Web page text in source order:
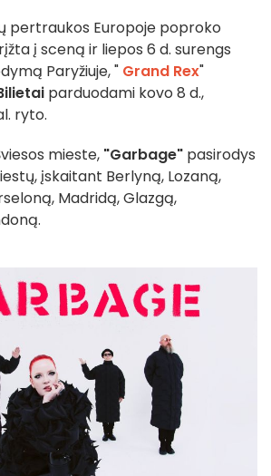
pertraukos Europoje poproko
į sceną ir liepos 6 d. surengs
Paryžiuje, " Grand Rex"
parduodami kovo 8 d.,
ryto.
mieste, "Garbage" pasirodys
įskaitant Berlyną, Lozaną,
Madridą, Glazgą,